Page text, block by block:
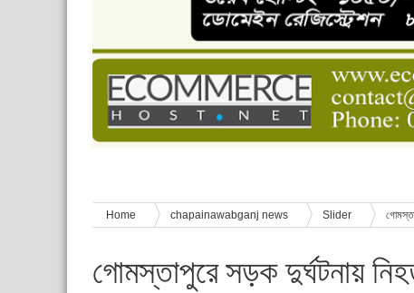
চাঁপাইনবাবগঞ্জে শেষ হয়েছে ৫ দিনের স্কাউট ইউনিট
বাংলাদেশ স্কাউটস দিবস পালন
পানি সংকট, কলস নিয়ে বিক্ষোভ
ঈদের শুভেচ্ছা জানিয়েছেন সাবেক ছাত্রলীগ নেতা আবু
শিশু সুরক্ষা বিষয়ে চাঁপাইনবাবগঞ্জে দুই দিনব্যাপী প্রশিক্ষণ
Home chapainawabganj news Slider
গোমস্তাপুরে সড়ক দুর্ঘটনায়